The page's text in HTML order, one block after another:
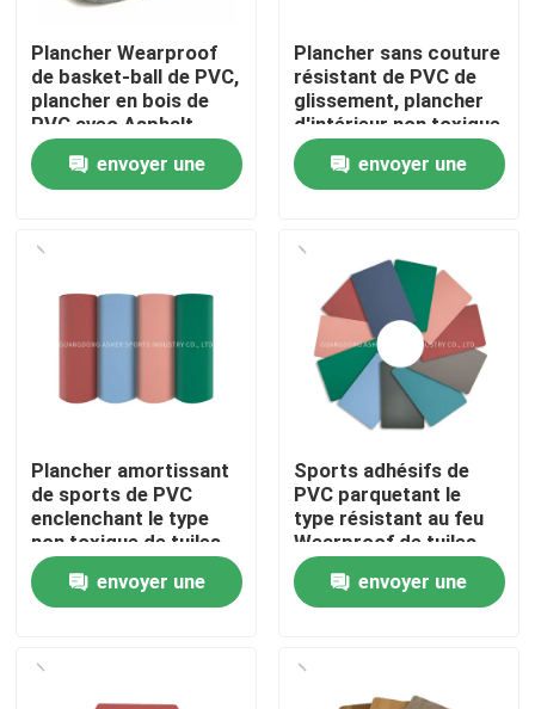
Produits
Vidéos
Contrôle de qualité
Nous contacter
Nouvelles
Plancher Wearproof
de basket-ball de PVC,
plancher en bois de
PVC avec Asphalt
Layer
envoyer une
Plancher sans couture
résistant de PVC de
glissement, plancher
d'intérieur non toxique
de PVC
envoyer une
Plancher amortissant
de sports de PVC
enclenchant le type
non toxique de tuiles
envoyer une
Sports adhésifs de
PVC parquetant le
type résistant au feu
Wearproof de tuiles
envoyer une